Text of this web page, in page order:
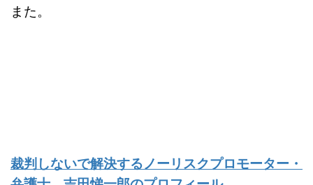
また。
裁判しないで解決するノーリスクプロモーター・